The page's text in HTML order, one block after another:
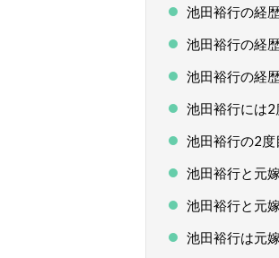
池田裕行の経
池田裕行の経
池田裕行の経
池田裕行には2
池田裕行の2
池田裕行と元
池田裕行と元
池田裕行は元